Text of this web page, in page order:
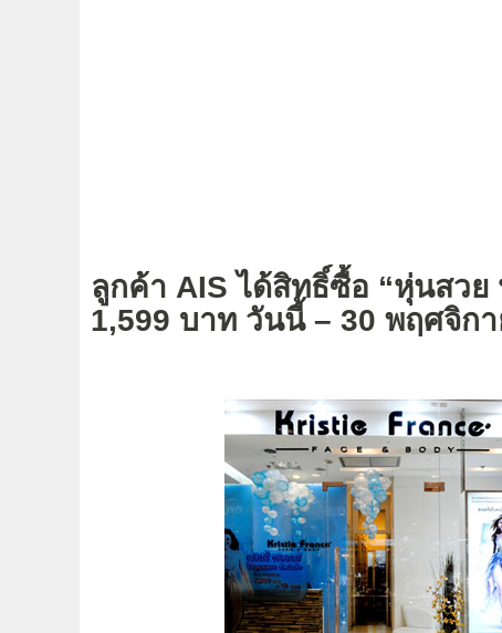
ลูกค้า AIS ได้สิทธิ์ซื้อ “หุ่นสวย
1,599 บาท วันนี้ – 30 พฤศจิก